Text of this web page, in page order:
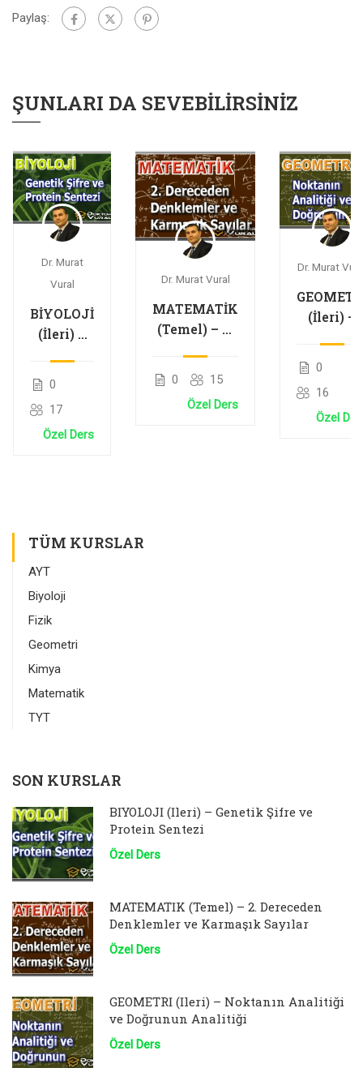
Paylaş:
ŞUNLARI DA SEVEBILIRSINIZ
Dr. Murat
Vural
BİYOLOJİ
(İleri) –
Şifre ve
Protein
Sentezi
0
17
Özel Ders
Dr. Murat Vural
MATEMATİK
(Temel) – 2.
Denklemler
ve Karmaşık
Sayılar
0
15
Özel Ders
Dr. Murat
(İleri) –
Analitiği
Analitiği
0
16
Özel
TÜM KURSLAR
AYT
Biyoloji
Fizik
Geometri
Kimya
Matematik
TYT
SON KURSLAR
BİYOLOJİ (İleri) – Genetik Şifre ve
Protein Sentezi
Özel Ders
MATEMATİK (Temel) – 2. Dereceden
Denklemler ve Karmaşık Sayılar
Özel Ders
GEOMETRİ (İleri) – Noktanın Analitiği
ve Doğrunun Analitiği
Özel Ders